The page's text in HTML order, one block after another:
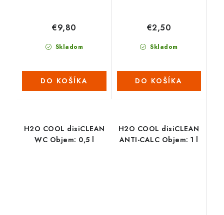
Skladom
€9,80
DO KOŠÍKA
Skladom
€2,50
DO KOŠÍKA
H2O COOL disiCLEAN
WC Objem: 0,5 l
H2O COOL disiCLEAN
ANTI-CALC Objem: 1 l